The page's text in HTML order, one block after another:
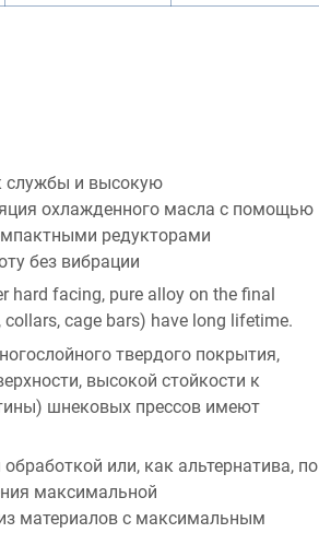
службы и высокую
охлажденного масла с помощью
редукторами
без вибрации
facing, pure alloy on the final
cage bars) have long lifetime.
твердого покрытия,
высокой стойкости к
шнековых прессов имеют
или, как альтернатива, по
максимальной
материалов с максимальным